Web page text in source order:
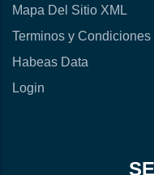
Mapa Del Sitio XML
Terminos y Condiciones
Habeas Data
Login